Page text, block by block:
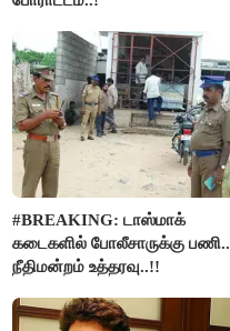
#BREAKING: டாஸ்மாக்
கடைகளில் போலீசாருக்கு பணி..
நீதிமன்றம் உத்தரவு..!!